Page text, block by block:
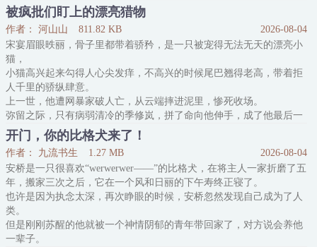
陆听：对，我是你哥哥
陆了满：哥哥和弟弟是不可能在一起的
陆听：谁规定的？
陆了满：你规定的
———
作话：1.年上骨科爱
2.受会和其他角色交往（有亲嘴，但没有做爱）
3.《怀真》的下卷，请先看《怀真》。不是甜文。
4.待补
Tag列表：原创小说、BL、长篇、连载、致郁、骨科、年上
被疯批们盯上的漂亮猎物
作者： 河山山 811.82 KB
2026-08-04
宋宴眉眼昳丽，骨子里都带着骄矜，是一只被宠得无法无天的漂亮小
猫，
小猫高兴起来勾得人心尖发痒，不高兴的时候尾巴翘得老高，带着拒
人千里的骄纵肆意。
上一世，他遭网暴家破人亡，从云端摔进泥里，惨死收场。
弥留之际，只有病弱清冷的季修岚，拼了命向他伸手，成了他最后一
束光。
重生后他知道，季修岚会被一群疯批盯上，万劫不复。
于是危险降临，他毅然挡在季修岚面前，
不曾想——
那群疯批的目光，在看到宋宴的第一眼时，就全都黏在了这骄纵惹眼
的小少爷身上，眼神滚烫且疯狂。
他们想把这只无法无天的漂亮小猫占为
开门，你的比格犬来了！
作者： 九流书生 1.27 MB
2026-08-04
安桥是一只很喜欢“werwerwer——”的比格犬，在将主人一家折磨了五
年，搬家三次之后，它在一个风和日丽的下午寿终正寝了。
也许是因为执念太深，再次睁眼的时候，安桥忽然发现自己成为了人
类。
但是刚刚苏醒的他就被一个神情阴郁的青年带回家了，对方说会养他
一辈子。